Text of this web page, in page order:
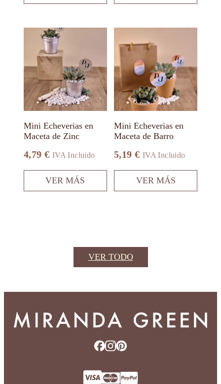
Mini Echeverias en
Maceta de Zinc
4,79 € IVA Incluido
VER MÁS
producto
múltiples
variantes.
Las
opciones
se
pueden
elegir
la
página
producto
Mini Echeverias en
Maceta de Barro
5,19€ IVA Incluido
VER MÁS
tiene
variantes.
Las
opciones
se
pueden
elegir
la
página
producto
VER TODO